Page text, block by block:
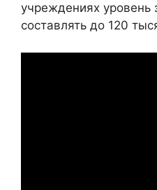
учреждениях уровень
составлять до 120